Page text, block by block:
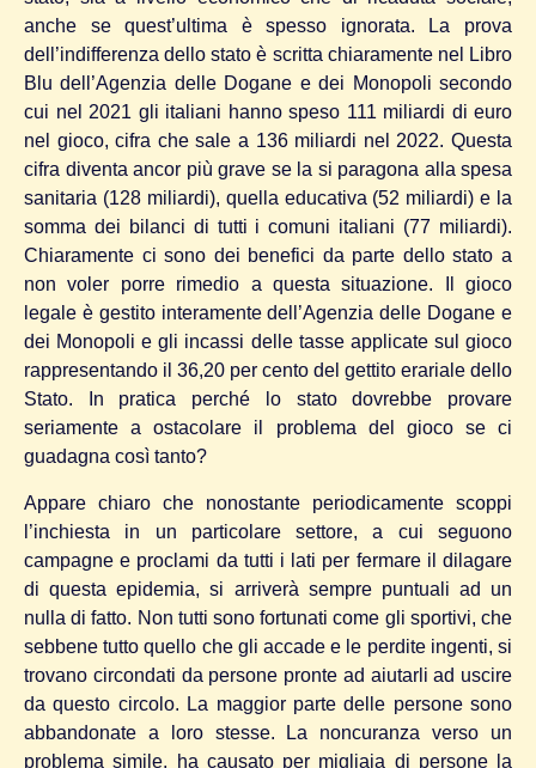
anche se quest’ultima è spesso ignorata. La prova
dell’indifferenza dello stato è scritta chiaramente nel Libro
Blu dell’Agenzia delle Dogane e dei Monopoli secondo
cui nel 2021 gli italiani hanno speso 111 miliardi di euro
nel gioco, cifra che sale a 136 miliardi nel 2022. Questa
cifra diventa ancor più grave se la si paragona alla spesa
sanitaria (128 miliardi), quella educativa (52 miliardi) e la
somma dei bilanci di tutti i comuni italiani (77 miliardi).
Chiaramente ci sono dei benefici da parte dello stato a
non voler porre rimedio a questa situazione. Il gioco
legale è gestito interamente dell’Agenzia delle Dogane e
dei Monopoli e gli incassi delle tasse applicate sul gioco
rappresentando il 36,20 per cento del gettito erariale dello
Stato. In pratica perché lo stato dovrebbe provare
seriamente a ostacolare il problema del gioco se ci
guadagna così tanto?
Appare chiaro che nonostante periodicamente scoppi
l’inchiesta in un particolare settore, a cui seguono
campagne e proclami da tutti i lati per fermare il dilagare
di questa epidemia, si arriverà sempre puntuali ad un
nulla di fatto. Non tutti sono fortunati come gli sportivi, che
sebbene tutto quello che gli accade e le perdite ingenti, si
trovano circondati da persone pronte ad aiutarli ad uscire
da questo circolo. La maggior parte delle persone sono
abbandonate a loro stesse. La noncuranza verso un
problema simile, ha causato per migliaia di persone la